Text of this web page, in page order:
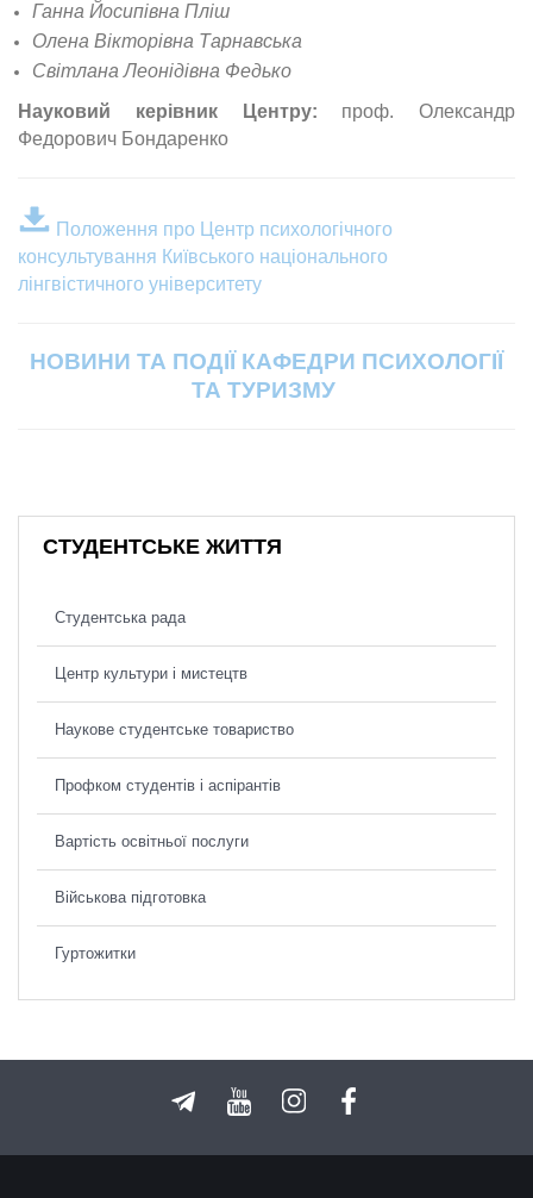
Ганна Йосипівна Пліш
Олена Вікторівна Тарнавська
Світлана Леонідівна Федько
Науковий керівник Центру: проф. Олександр
Федорович Бондаренко
Положення про Центр психологічного
консультування Київського національного
лінгвістичного університету
НОВИНИ ТА ПОДІЇ КАФЕДРИ ПСИХОЛОГІЇ
ТА ТУРИЗМУ
СТУДЕНТСЬКЕ ЖИТТЯ
Студентська рада
Центр культури і мистецтв
Наукове студентське товариство
Профком студентів і аспірантів
Вартість освітньої послуги
Військова підготовка
Гуртожитки